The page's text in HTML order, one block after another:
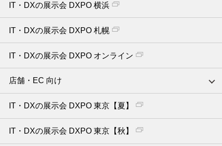
IT・DXの展示会 DXPO 横浜
IT・DXの展示会 DXPO 札幌
IT・DXの展示会 DXPO オンライン
店舗・EC 向け
IT・DXの展示会 DXPO 東京【夏】
IT・DXの展示会 DXPO 東京【秋】